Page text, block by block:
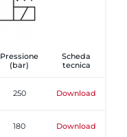
Pressione
(bar)
Scheda
tecnica
250 Download
180 Download